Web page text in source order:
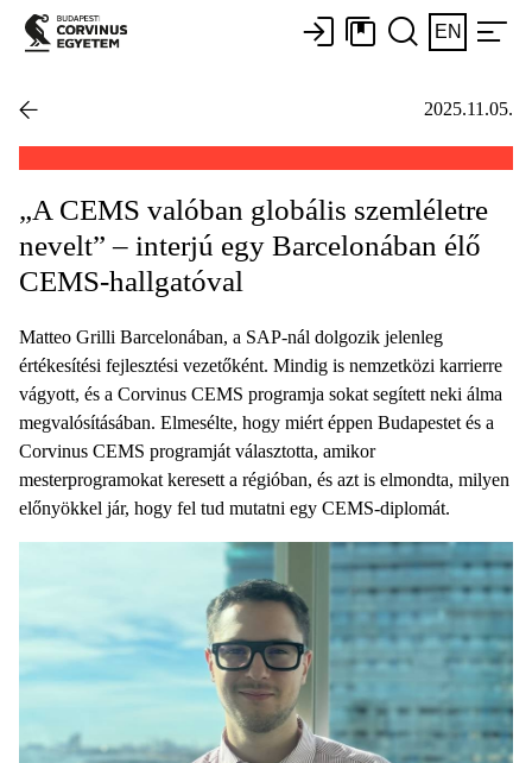
EN
2025.11.05.
„A CEMS valóban globális szemléletre
nevelt” – interjú egy Barcelonában élő
CEMS-hallgatóval
Matteo Grilli Barcelonában, a SAP-nál dolgozik jelenleg
értékesítési fejlesztési vezetőként. Mindig is nemzetközi karrierre
vágyott, és a Corvinus CEMS programja sokat segített neki álma
megvalósításában. Elmesélte, hogy miért éppen Budapestet és a
Corvinus CEMS programját választotta, amikor
mesterprogramokat keresett a régióban, és azt is elmondta, milyen
előnyökkel jár, hogy fel tud mutatni egy CEMS-diplomát.